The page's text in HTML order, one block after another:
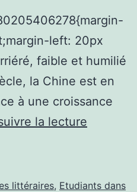
left: 20px
faible et humilié
la Chine est en
à une croissance
la lecture
Raffarin,
littéraires, Etudiants dans